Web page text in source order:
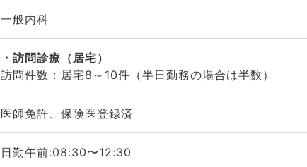
一般内科
訪問診療（居宅）
訪問件数：居宅8～10件（半日勤務の場合は半数）
医師免許、保険医登録済
日勤午前:08:30〜12:30